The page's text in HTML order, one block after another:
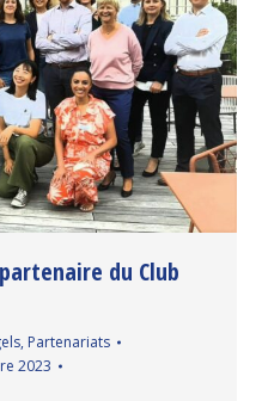
du Club
, Partenariats
2023